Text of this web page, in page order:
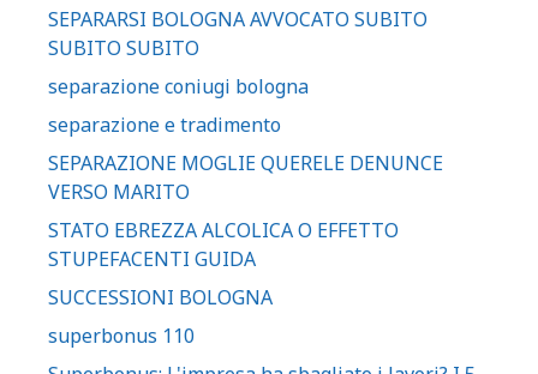
SEPARARSI BOLOGNA AVVOCATO SUBITO
SUBITO SUBITO
separazione coniugi bologna
separazione e tradimento
SEPARAZIONE MOGLIE QUERELE DENUNCE
VERSO MARITO
STATO EBREZZA ALCOLICA O EFFETTO
STUPEFACENTI GUIDA
SUCCESSIONI BOLOGNA
superbonus 110